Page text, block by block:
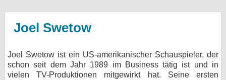
Joel Swetow
Joel Swetow ist ein US-amerikanischer Schauspieler, der
schon seit dem Jahr 1989 im Business tätig ist und in
vielen TV-Produktionen mitgewirkt hat. Seine ersten
KULTUR
Specials